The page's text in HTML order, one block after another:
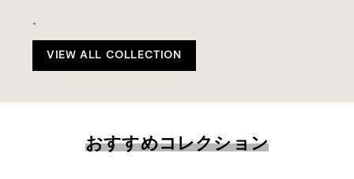
。
VIEW ALL COLLECTION
おすすめコレクション